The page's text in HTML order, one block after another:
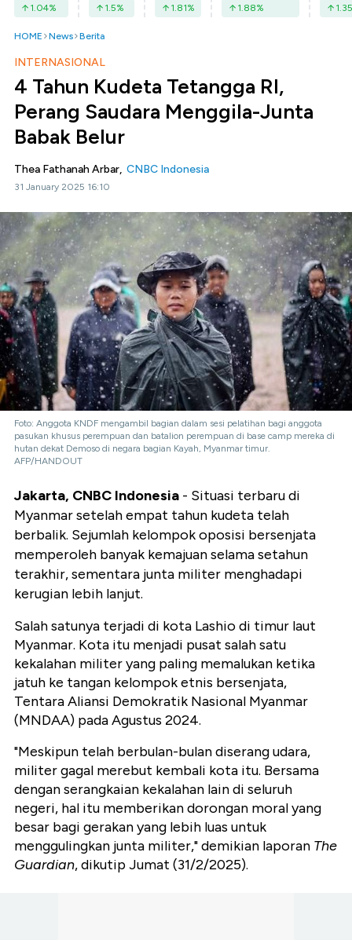
1.04% 1.5% 1.81% 1.88% 1.35
HOME News Berita
INTERNASIONAL
4 Tahun Kudeta Tetangga RI,
Perang Saudara Menggila-Junta
Babak Belur
Thea Fathanah Arbar, CNBC Indonesia
31 January 2025 16:10
Foto: Anggota KNDF mengambil bagian dalam sesi pelatihan bagi anggota
pasukan khusus perempuan dan batalion perempuan di base camp mereka di
hutan dekat Demoso di negara bagian Kayah, Myanmar timur.
AFP/HANDOUT
Jakarta, CNBC Indonesia - Situasi terbaru di
Myanmar setelah empat tahun kudeta telah
berbalik. Sejumlah kelompok oposisi bersenjata
memperoleh banyak kemajuan selama setahun
terakhir, sementara junta militer menghadapi
kerugian lebih lanjut.
Salah satunya terjadi di kota Lashio di timur laut
Myanmar. Kota itu menjadi pusat salah satu
kekalahan militer yang paling memalukan ketika
jatuh ke tangan kelompok etnis bersenjata,
Tentara Aliansi Demokratik Nasional Myanmar
(MNDAA) pada Agustus 2024.
"Meskipun telah berbulan-bulan diserang udara,
militer gagal merebut kembali kota itu. Bersama
dengan serangkaian kekalahan lain di seluruh
negeri, hal itu memberikan dorongan moral yang
besar bagi gerakan yang lebih luas untuk
menggulingkan junta militer," demikian laporan The
Guardian, dikutip Jumat (31/2/2025).